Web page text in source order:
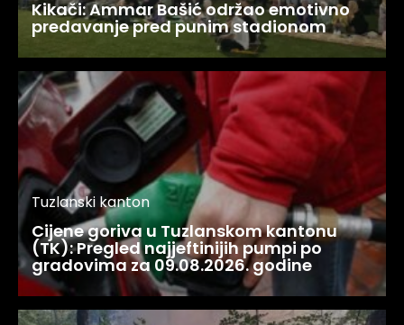
Kikači: Ammar Bašić održao emotivno
predavanje pred punim stadionom
Tuzlanski kanton
Cijene goriva u Tuzlanskom kantonu
(TK): Pregled najjeftinijih pumpi po
gradovima za 09.08.2026. godine